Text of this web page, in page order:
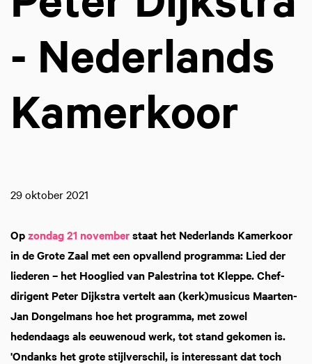
- Nederlands
Kamerkoor
29 oktober 2021
Opzondag 21 novemberstaat het Nederlands Kamerkoor
in de Grote Zaal met een opvallend programma: Lied der
liederen – het Hooglied van Palestrina tot Kleppe. Chef-
dirigent Peter Dijkstra vertelt aan (kerk)musicus Maarten-
Jan Dongelmans hoe het programma, met zowel
hedendaags als eeuwenoud werk, tot stand gekomen is.
'Ondanks het grote stijlverschil, is interessant dat toch